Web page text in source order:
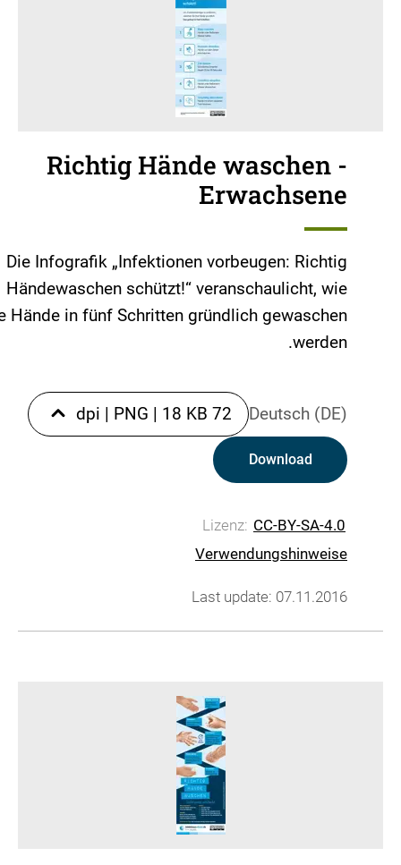
Richtig Hände waschen -
Erwachsene
Die Infografik „Infektionen vorbeugen: Richtig
Händewaschen schützt!“ veranschaulicht, wie
Hände in fünf Schritten gründlich gewaschen
werden.
Deutsch (DE)
72 dpi
| PNG | 18 KB
Download
Lizenz: CC-BY-SA-4.0
Verwendungshinweise
Last update: 07.11.2016